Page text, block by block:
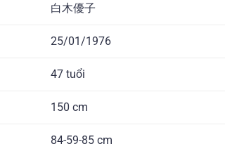
白木優子
25/01/1976
47 tuổi
150 cm
84-59-85 cm